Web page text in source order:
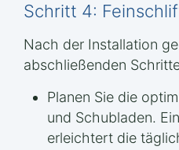
Schritt 4:
Nach der Installation
abschließenden
Planen Sie die
und Schubladen.
erleichtert die